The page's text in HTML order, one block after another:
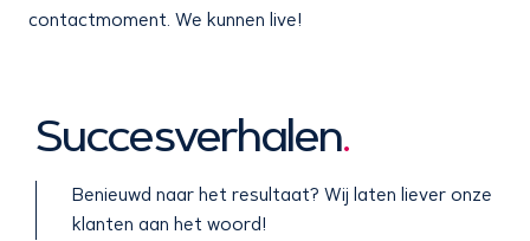
contactmoment. We kunnen live!
Succesverhalen.
Benieuwd naar het resultaat? Wij laten liever onze
klanten aan het woord!